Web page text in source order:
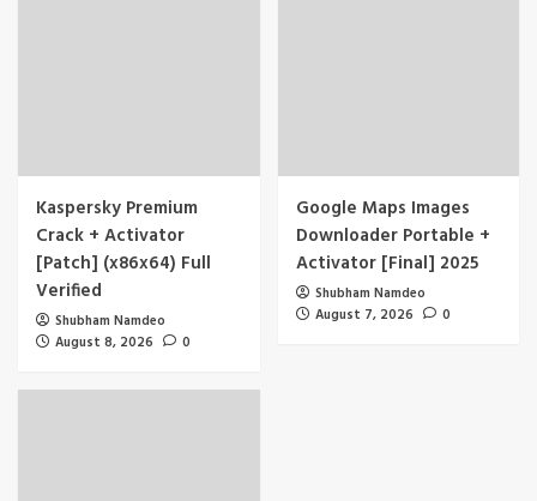
Kaspersky Premium
Crack + Activator
[Patch] (x86x64) Full
Verified
Shubham Namdeo
August 8, 2026
0
Google Maps Images
Downloader Portable +
Activator [Final] 2025
Shubham Namdeo
August 7, 2026
0